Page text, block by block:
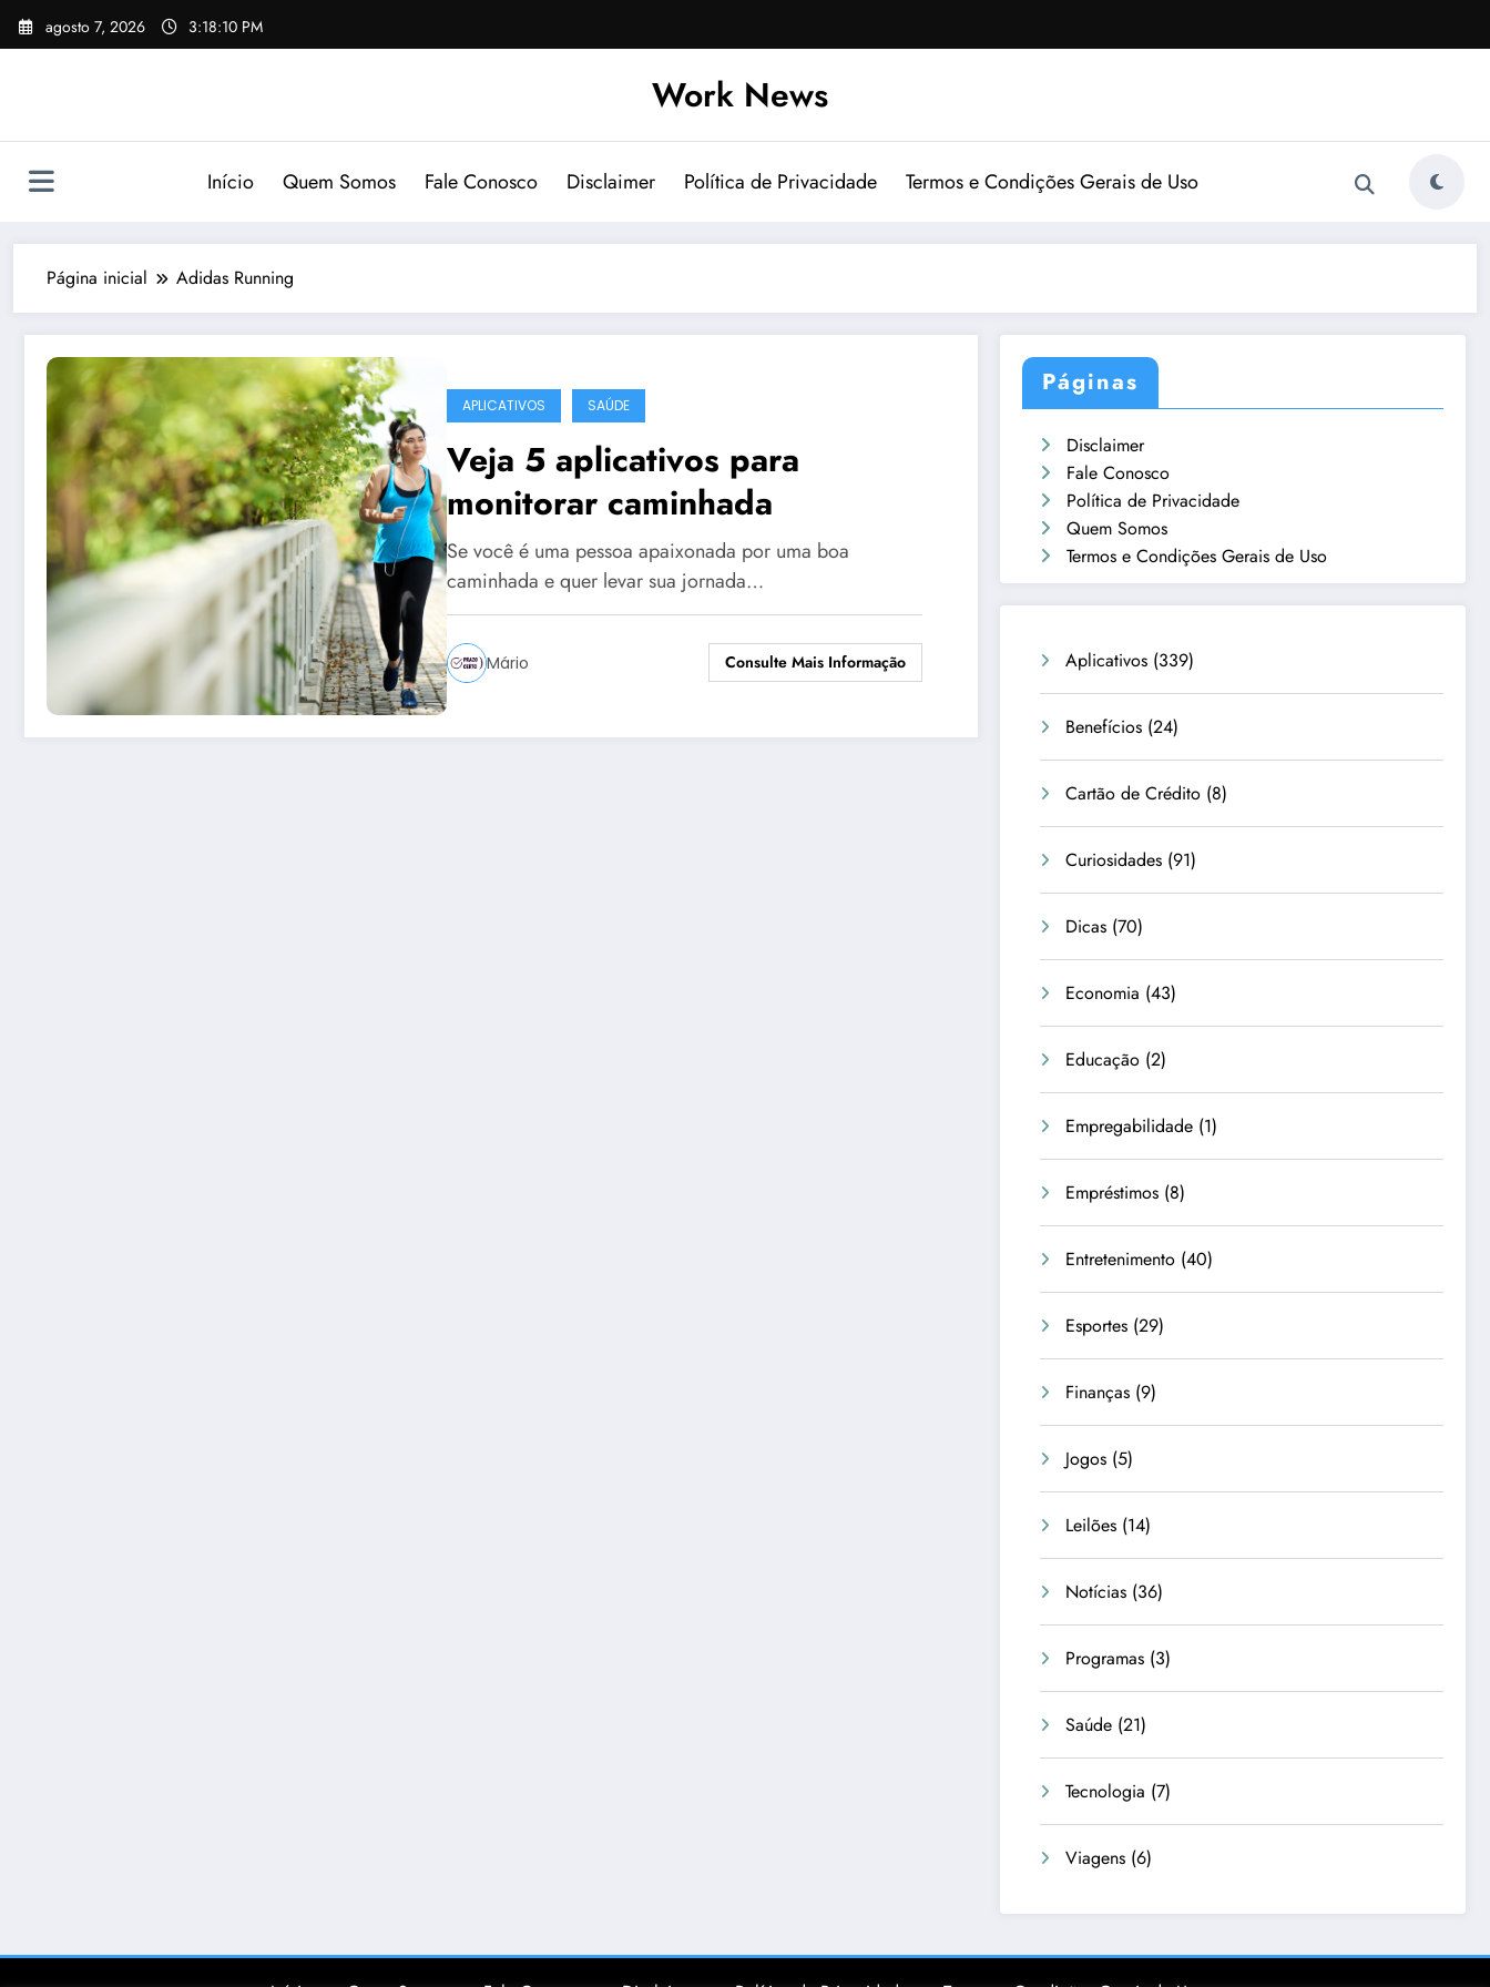
Pular
para
agosto 7, 2026 3:18:11 PM
Work News
Início Quem Somos Fale Conosco Disclaimer Política de Privacidade Termos e Condições Gerais de Uso
Página inicial Adidas Running
APLICATIVOS SAÚDE
Veja 5 aplicativos para
monitorar caminhada
Se você é uma pessoa apaixonada por uma boa
caminhada e quer levar sua jornada…
Mário Consulte Mais Informação
Páginas
Disclaimer
Fale Conosco
Política de Privacidade
Quem Somos
Termos e Condições Gerais de Uso
Aplicativos (339)
Benefícios (24)
Cartão de Crédito (8)
Curiosidades (91)
Dicas (70)
Economia (43)
Educação (2)
Empregabilidade (1)
Empréstimos (8)
Entretenimento (40)
Esportes (29)
Finanças (9)
Jogos (5)
Leilões (14)
Notícias (36)
Programas (3)
Saúde (21)
Tecnologia (7)
Viagens (6)